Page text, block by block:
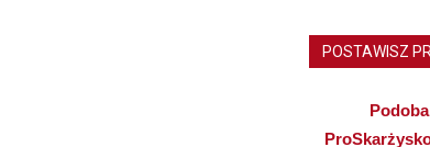
POSTAWISZ